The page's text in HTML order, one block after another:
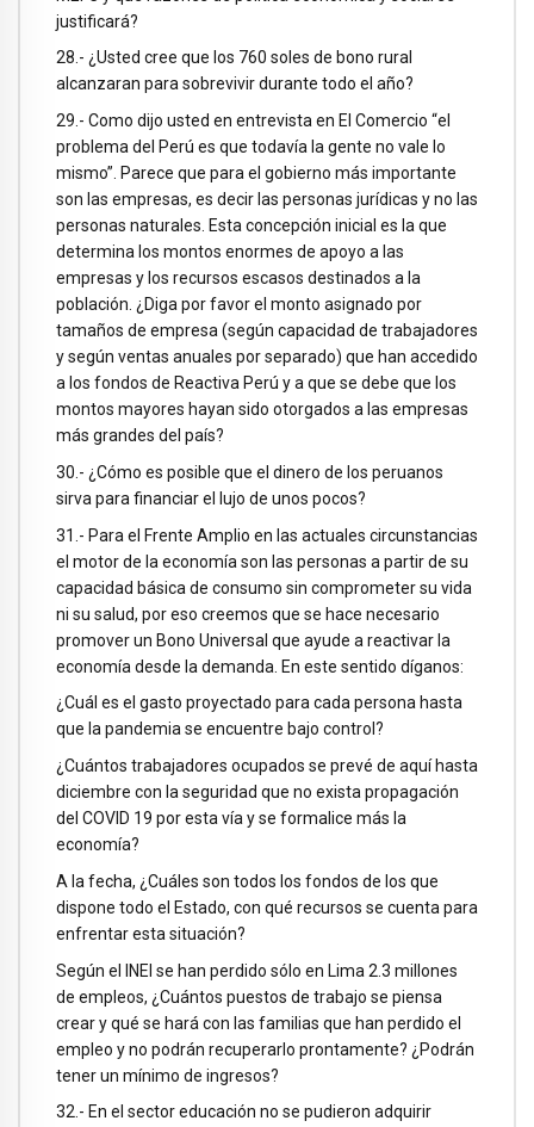
justificará?
28.- ¿Usted cree que los 760 soles de bono rural
alcanzaran para sobrevivir durante todo el año?
29.- Como dijo usted en entrevista en El Comercio “el
problema del Perú es que todavía la gente no vale lo
mismo”. Parece que para el gobierno más importante
son las empresas, es decir las personas jurídicas y no las
personas naturales. Esta concepción inicial es la que
determina los montos enormes de apoyo a las
empresas y los recursos escasos destinados a la
población. ¿Diga por favor el monto asignado por
tamaños de empresa (según capacidad de trabajadores
y según ventas anuales por separado) que han accedido
a los fondos de Reactiva Perú y a que se debe que los
montos mayores hayan sido otorgados a las empresas
más grandes del país?
30.- ¿Cómo es posible que el dinero de los peruanos
sirva para financiar el lujo de unos pocos?
31.- Para el Frente Amplio en las actuales circunstancias
el motor de la economía son las personas a partir de su
capacidad básica de consumo sin comprometer su vida
ni su salud, por eso creemos que se hace necesario
promover un Bono Universal que ayude a reactivar la
economía desde la demanda. En este sentido díganos:
¿Cuál es el gasto proyectado para cada persona hasta
que la pandemia se encuentre bajo control?
¿Cuántos trabajadores ocupados se prevé de aquí hasta
diciembre con la seguridad que no exista propagación
del COVID 19 por esta vía y se formalice más la
economía?
A la fecha, ¿Cuáles son todos los fondos de los que
dispone todo el Estado, con qué recursos se cuenta para
enfrentar esta situación?
Según el INEI se han perdido sólo en Lima 2.3 millones
de empleos, ¿Cuántos puestos de trabajo se piensa
crear y qué se hará con las familias que han perdido el
empleo y no podrán recuperarlo prontamente? ¿Podrán
tener un mínimo de ingresos?
32.- En el sector educación no se pudieron adquirir